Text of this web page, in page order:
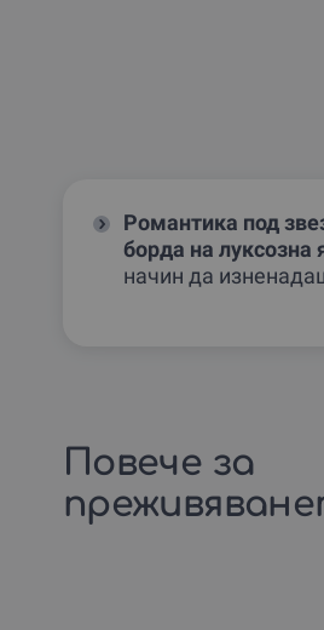
Романтика под
борда на луксозна
начин да
Повече за